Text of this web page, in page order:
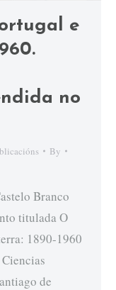
e
no
By
Branco
titulada O
1890-1960
de